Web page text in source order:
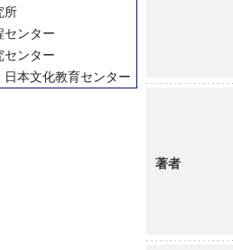
所
センター
センター
日本文化教育センター
ルリサーチインスティテュート
著者